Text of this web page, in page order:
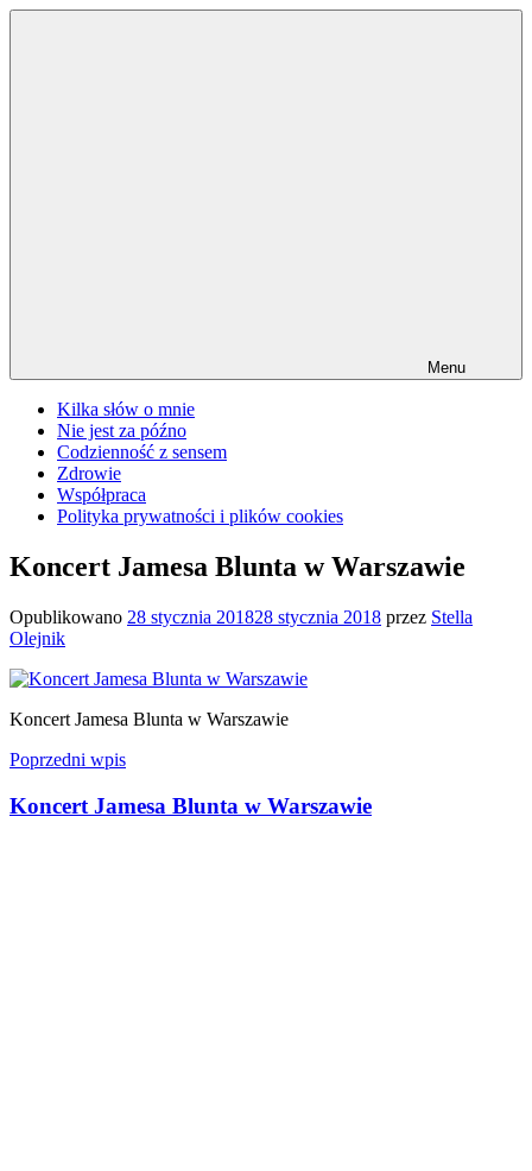
Przejdź
Menu
Kilka słów o mnie
Nie jest za późno
Codzienność z sensem
Zdrowie
Współpraca
Polityka prywatności i plików cookies
Koncert Jamesa Blunta w Warszawie
Opublikowano 28 stycznia 201828 stycznia 2018 przez Stella
Olejnik
Koncert Jamesa Blunta w Warszawie
Nawigacja
wpisu
Poprzedni wpis
Koncert Jamesa Blunta w Warszawie